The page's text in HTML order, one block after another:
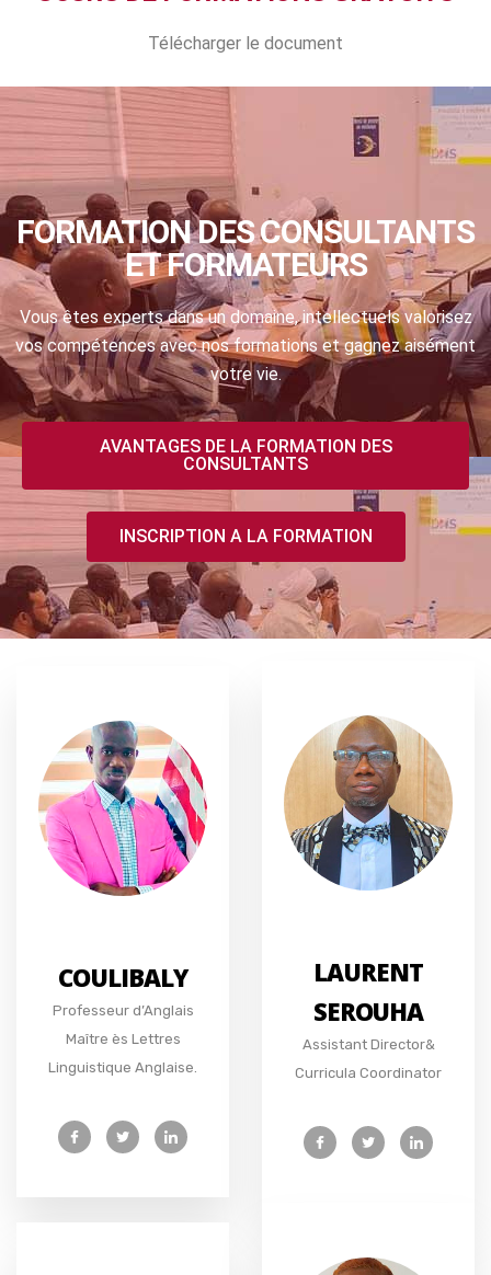
Télécharger le document
FORMATION DES CONSULTANTS
ET FORMATEURS
Vous êtes experts dans un domaine, intellectuels valorisez
vos compétences avec nos formations et gagnez aisément
votre vie.
AVANTAGES DE LA FORMATION DES
CONSULTANTS
INSCRIPTION A LA FORMATION
COULIBALY
Professeur d’Anglais
Maître ès Lettres
Linguistique Anglaise.
LAURENT
SEROUHA
Assistant Director&
Curricula Coordinator